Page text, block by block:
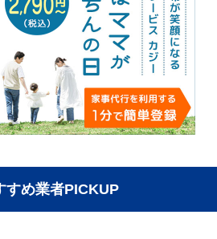
すめ業者PICKUP